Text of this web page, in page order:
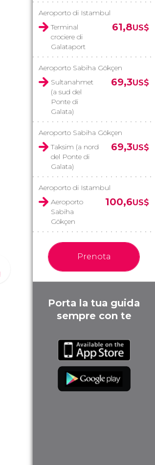
Aeroporto di Istambul
Terminal
crociere di
Galataport
61,8US$
Aeroporto Sabiha Gökçen
Sultanahmet
(a sud del
Ponte di
Galata)
69,3US$
Aeroporto Sabiha Gökçen
Taksim (a nord
del Ponte di
Galata)
69,3US$
Aeroporto di Istambul
Aeroporto
Sabiha
Gökçen
100,6US$
Prenota
Porta la tua guida
sempre con te